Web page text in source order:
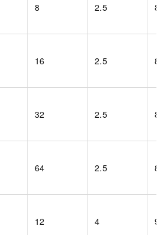
8 2.5
16 2.5
32 2.5
64 2.5
12 4